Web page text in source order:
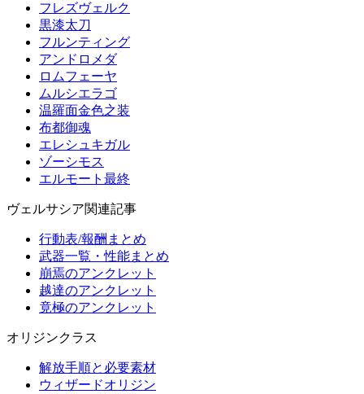
フレズヴェルク
黒漆太刀
フルンティング
アンドロメダ
ロムフェーヤ
ムルシエラゴ
温羅面金色之装
布都御魂
エレシュキガル
ゾーシモス
エルモート最終
ヴェルサシア関連記事
行動表/報酬まとめ
武器一覧・性能まとめ
崩焉のアンクレット
越達のアンクレット
竟極のアンクレット
オリジンクラス
解放手順と必要素材
ウィザードオリジン